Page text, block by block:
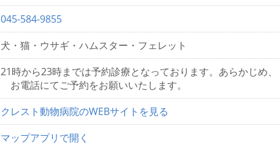
045-584-9855
犬・猫・ウサギ・ハムスター・フェレット
21時から23時までは予約診療となっております。あらかじめ、
お電話にてご予約をお願いいたします。
クレスト動物病院のWEBサイトを見る
マップアプリで開く